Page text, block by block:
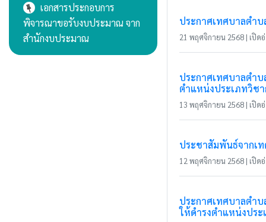
เอกสารประกอบการ
พิจารณาขอรับงบประมาณ จาก
สำนักงบประมาณ
ประกาศเทศบาลตำบ
21 พฤศจิกายน 2568 | เปิด
ประกาศเทศบาลตำ
ตำแหน่งประเภทวิช
13 พฤศจิกายน 2568 | เปิด
ประชาสัมพันธ์จากเ
12 พฤศจิกายน 2568 | เปิด
ประกาศเทศบาลตำ
ให้ดำรงตำแหน่งปร